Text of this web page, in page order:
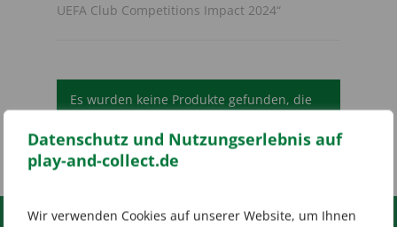
Datenschutz und Nutzungserlebnis auf
play-and-collect.de
Wir verwenden Cookies auf unserer Website, um Ihnen
UEFA Club Competitions Impact 2024“
Es wurden keine Produkte gefunden, die
deiner Auswahl entsprechen.